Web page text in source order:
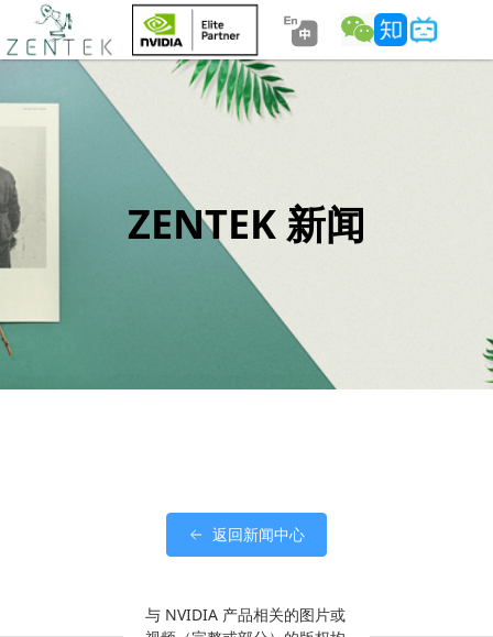
ZENTEK 新闻
返回新闻中心
与 NVIDIA 产品相关的图片或